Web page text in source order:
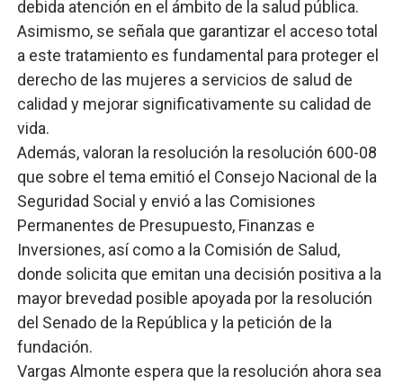
debida atención en el ámbito de la salud pública.
Asimismo, se señala que garantizar el acceso total
a este tratamiento es fundamental para proteger el
derecho de las mujeres a servicios de salud de
calidad y mejorar significativamente su calidad de
vida.
Además, valoran la resolución la resolución 600-08
que sobre el tema emitió el Consejo Nacional de la
Seguridad Social y envió a las Comisiones
Permanentes de Presupuesto, Finanzas e
Inversiones, así como a la Comisión de Salud,
donde solicita que emitan una decisión positiva a la
mayor brevedad posible apoyada por la resolución
del Senado de la República y la petición de la
fundación.
Vargas Almonte espera que la resolución ahora sea